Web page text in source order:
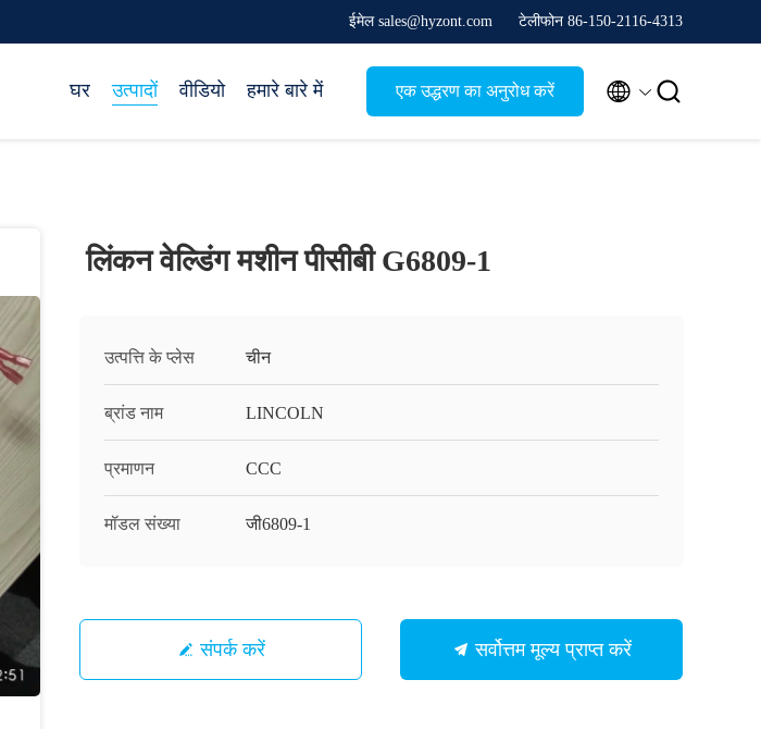
ईमेल sales@hyzont.com टेलीफोन 86-150-2116-4313
घर उत्पादों वीडियो हमारे बारे में एक उद्धरण का अनुरोध करें  
लिंकन वेल्डिंग मशीन पीसीबी G6809-1
उत्पत्ति के प्लेस चीन
ब्रांड नाम LINCOLN
प्रमाणन CCC
मॉडल संख्या जी6809-1
संपर्क करें सर्वोत्तम मूल्य प्राप्त करें